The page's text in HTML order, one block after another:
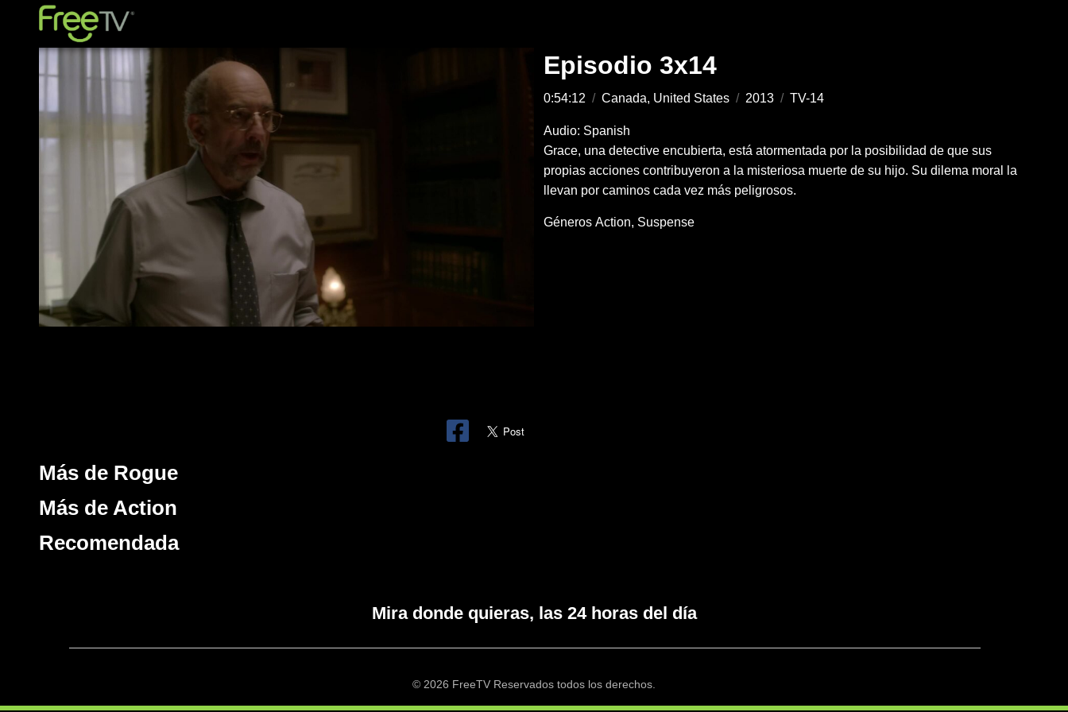
Episodio 3x14
0:54:12 / Canada, United States / 2013 / TV-14
Audio: Spanish
Grace, una detective encubierta, está atormentada por la posibilidad de que sus
propias acciones contribuyeron a la misteriosa muerte de su hijo. Su dilema moral la
llevan por caminos cada vez más peligrosos.
Géneros Action Suspense
Más de Rogue
Más de Action
Recomendada
Mira donde quieras, las 24 horas del día
© 2026 FreeTV Reservados todos los derechos.